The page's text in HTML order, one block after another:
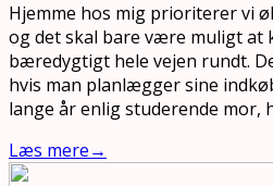
Hjemme hos mig prioriterer vi
og det skal bare være muligt at
bæredygtigt hele vejen rundt.
hvis man planlægger sine
lange år enlig studerende mor,
Læs mere→